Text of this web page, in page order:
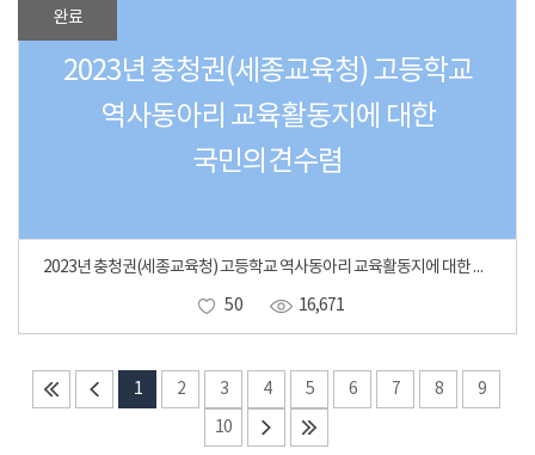
완료
2023년 충청권(세종교육청) 고등학교
역사동아리 교육활동지에 대한
국민의견수렴
2023년 충청권(세종교육청) 고등학교 역사동아리 교육활동지에 대한 국민의견수렴
50
16,671
1 2 3 4 5 6 7 8
9
10